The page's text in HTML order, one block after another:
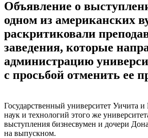
Объявление о
одном из американских
раскритиковали
заведения, которые
администрацию
с просьбой отменить ее
Государственный университет Уичита
наук и технологий этого же
выступления бизнесвумен и дочери
на выпускном.